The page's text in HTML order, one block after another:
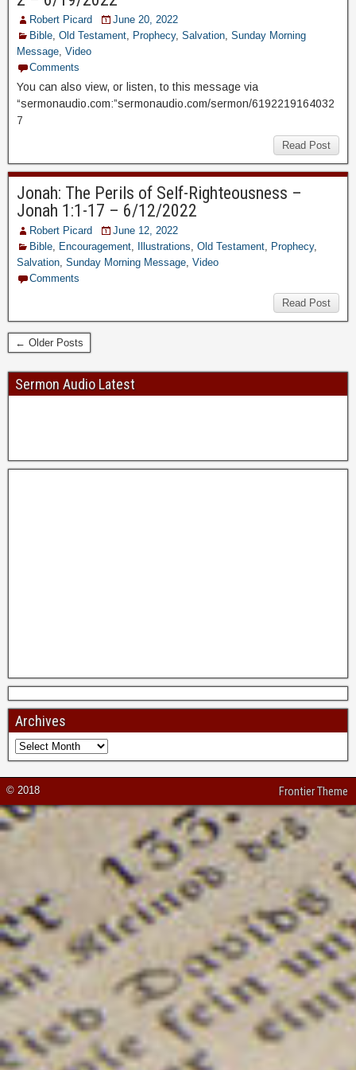
Robert Picard
June 20, 2022
Bible Old Testament Prophecy, Salvation Sunday Morning
Message Video
Comments
You can also view, or listen, to this message via
“sermonaudio.com:”sermonaudio.com/sermon/6192219164032
7
Read Post
Jonah: The Perils of Self-Righteousness –
Jonah 1:1-17 – 6/12/2022
Robert Picard
June 12, 2022
Bible Encouragement Illustrations Old Testament Prophecy,
Salvation Sunday Morning Message Video
Comments
Read Post
← Older Posts
Sermon Audio Latest
Archives
© 2018 Frontier Theme